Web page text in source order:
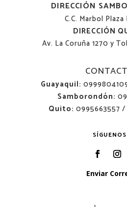
DIRECCIÓN
C.C. Marbol
DIRECCIÓN
Av. La Coruña 1270 y
Guayaquil:
Samborondón:
Quito: 0995663557
SÍGUENOS
Enviar